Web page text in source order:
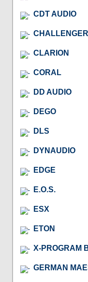
CDT AUDIO
CHALLENGER
CLARION
CORAL
DD AUDIO
DEGO
DLS
DYNAUDIO
EDGE
E.O.S.
ESX
ETON
X-PROGRAM
GERMAN